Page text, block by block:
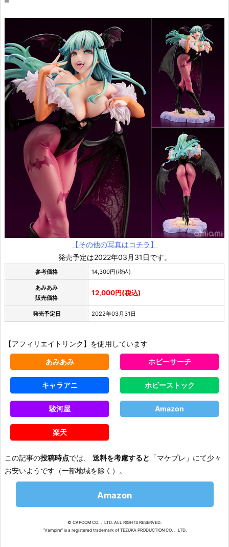
【その他の写真はコチラ】
発売予定は2022年03月31日です。
参考価格 14,300円(税込)
あみあみ
販売価格
12,000円(税込)
発売予定日 2022年03月31日
【アフィリエイトリンク】を使用しています
あみあみ ホビーサーチ
キャラアニ ホビーストック
駿河屋 Amazon
楽天
この記事の投稿時点では、 送料を考慮すると 「マケプレ」にて少々
お安いようです（一部地域を除く）。
Amazon
© CAPCOM CO.， LTD. ALL RIGHTS RESERVED.
“Vampire” is a registered trademark of TEZUKA PRODUCTION CO.， LTD.